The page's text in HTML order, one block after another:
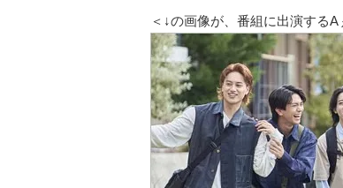
＜↓の画像が、番組に出演する